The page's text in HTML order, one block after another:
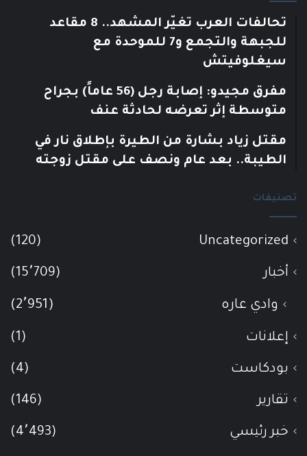
تحالفات العرب تغيّر المشهد.. 8 مقاعد
للجبهة والتجمع و7 للموحدة مع
سيغلوفيتش
مفرق مجيدو: إصابة رجل (56 عاماً) بجراح
متوسطة إثر تعرضه لحادثة عنف
مقتل زياد بشارة من الطيرة بإطلاق نار في
الطيبة.. بعد عام ونصف على مقتل زوجته
تصنيفات
Uncategorized
(120)
أخبار (15٬709)
وادي عاره (2٬951)
إعلانات (1)
بودكاست (4)
تقارير (146)
خبر رئيسي (4٬493)